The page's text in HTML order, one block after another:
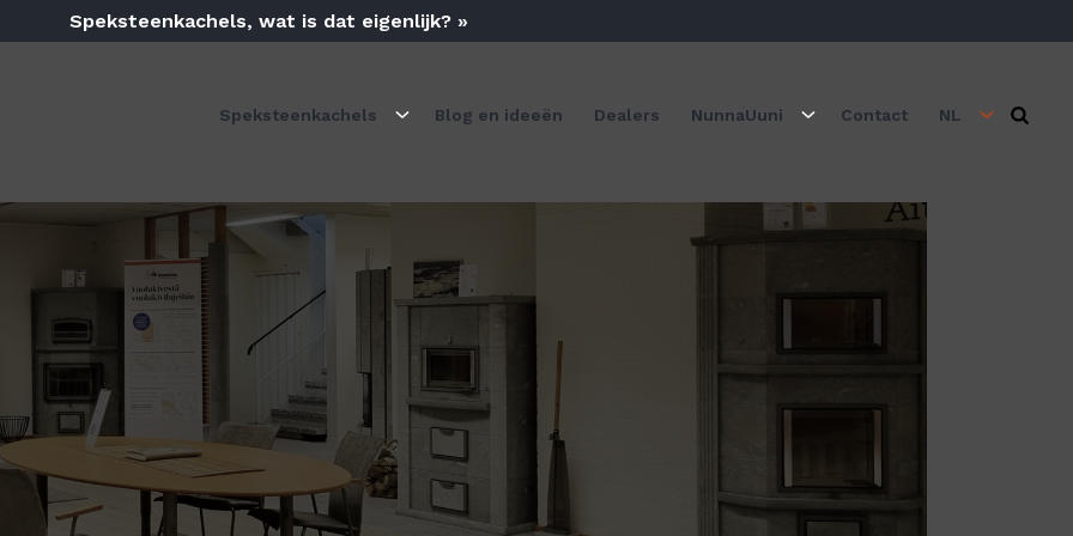
Speksteenkachels, wat is dat eigenlijk? »
Speksteenkachels Blog en ideeën Dealers NunnaUuni Contact NL